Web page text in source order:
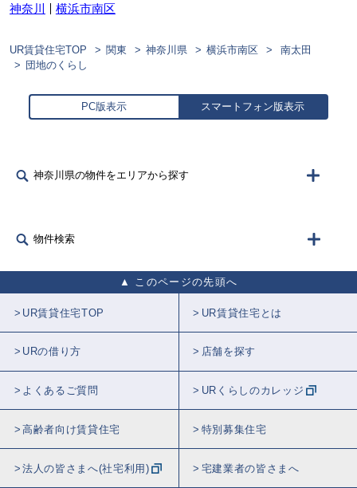
神奈川
横浜市南区
UR賃貸住宅TOP 関東 神奈川県 横浜市南区
南太田
団地のくらし
PC版表示 スマートフォン版表示
神奈川県の物件をエリアから探す
物件検索
このページの先頭へ
UR賃貸住宅TOP UR賃貸住宅とは
URの借り方 店舗を探す
よくあるご質問 URくらしのカレッジ
高齢者向け賃貸住宅 特別募集住宅
法人の皆さまへ(社宅利用) 宅建業者の皆さまへ